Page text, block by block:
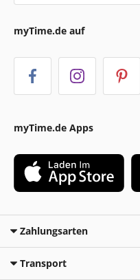
myTime.de auf
myTime.de Apps
Zahlungsarten
Transport